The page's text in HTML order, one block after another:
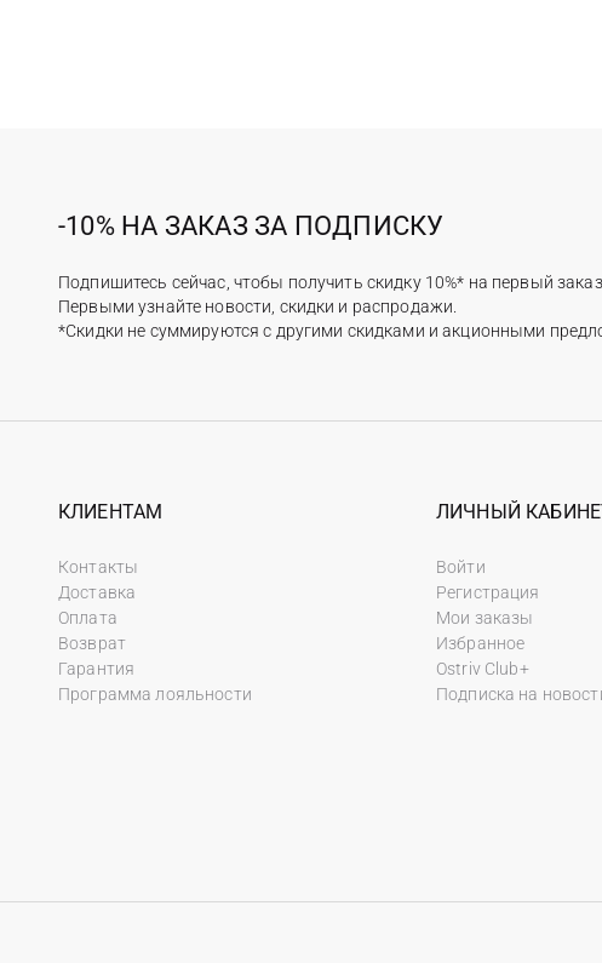
-10% НА ЗАКАЗ ЗА ПОДПИСКУ
Подпишитесь сейчас, чтобы получить скидку 10%* на первый заказ.
Первыми узнайте новости, скидки и распродажи.
*Скидки не суммируются с другими скидками и акционными
КЛИЕНТАМ
Контакты
Доставка
Оплата
Возврат
Гарантия
Программа лояльности
ЛИЧНЫЙ
Войти
Регистрация
Мои заказы
Избранное
Ostriv Club+
Подписка на